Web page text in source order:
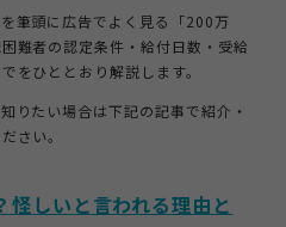
筆頭に広告でよく見る「200万
難者の認定条件・給付日数・受給
をひととおり解説します。
りたい場合は下記の記事で紹介・
さい。
しいと言われる理由と